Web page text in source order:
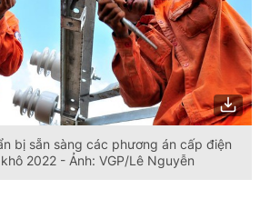
bị sẵn sàng các phương án cấp điện
2022 - Ảnh: VGP/Lê Nguyễn